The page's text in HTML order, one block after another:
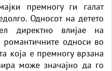
премногу ги галат
Односот на детето
директно влијае на
односи во
која е премногу врзана
може значајно да го